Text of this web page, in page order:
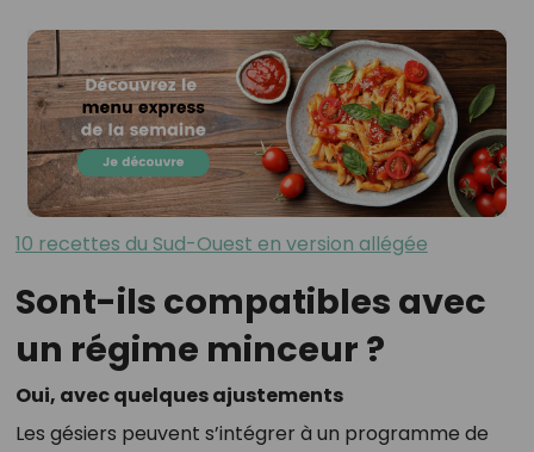
10 recettes du Sud-Ouest en version allégée
Sont-ils compatibles avec
un régime minceur ?
Oui, avec quelques ajustements
Les gésiers peuvent s’intégrer à un programme de